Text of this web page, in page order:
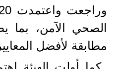
الصحي الآمن، بما
مطابقة لأفضل